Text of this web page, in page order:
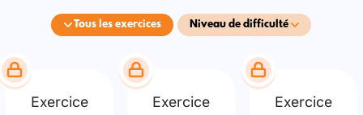
Tous les exercices Niveau de difficulté
Exercice Exercice Exercice